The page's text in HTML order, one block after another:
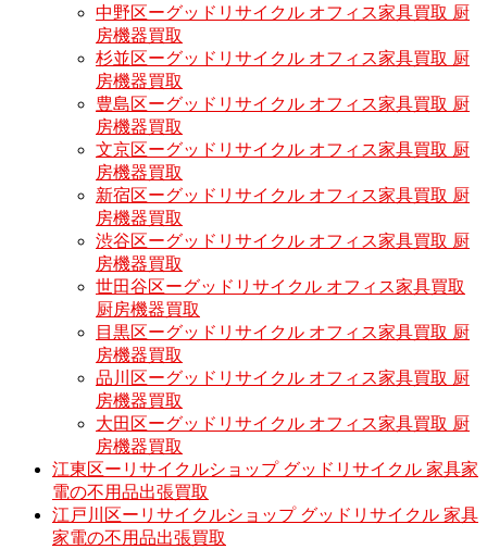
中野区ーグッドリサイクル オフィス家具買取 厨
房機器買取
杉並区ーグッドリサイクル オフィス家具買取 厨
房機器買取
豊島区ーグッドリサイクル オフィス家具買取 厨
房機器買取
文京区ーグッドリサイクル オフィス家具買取 厨
房機器買取
新宿区ーグッドリサイクル オフィス家具買取 厨
房機器買取
渋谷区ーグッドリサイクル オフィス家具買取 厨
房機器買取
世田谷区ーグッドリサイクル オフィス家具買取
厨房機器買取
目黒区ーグッドリサイクル オフィス家具買取 厨
房機器買取
品川区ーグッドリサイクル オフィス家具買取 厨
房機器買取
大田区ーグッドリサイクル オフィス家具買取 厨
房機器買取
江東区ーリサイクルショップ グッドリサイクル 家具家
電の不用品出張買取
江戸川区ーリサイクルショップ グッドリサイクル 家具
家電の不用品出張買取